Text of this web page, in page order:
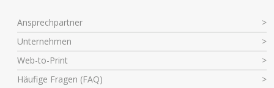
Ansprechpartner
Unternehmen
Web-to-Print
Häufige Fragen (FAQ)